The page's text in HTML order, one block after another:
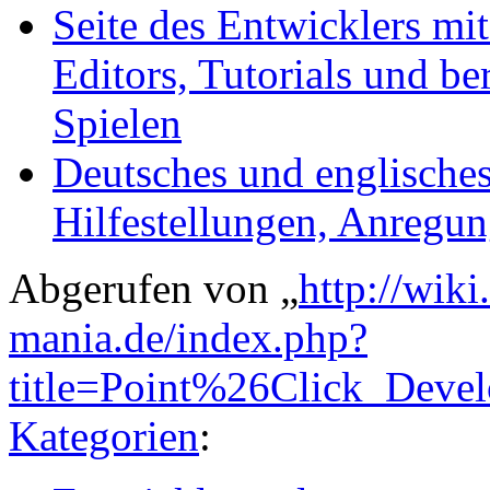
Seite des Entwicklers
Editors, Tutorials und
Spielen
Deutsches und
Hilfestellungen,
Abgerufen von „http://
mania.de/index.php?
Kategorien: